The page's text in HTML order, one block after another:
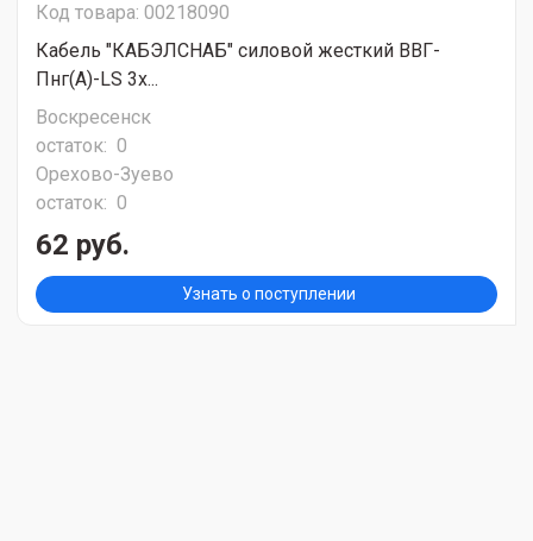
Код товара: 00218090
Кабель "КАБЭЛСНАБ" силовой жесткий ВВГ-
Пнг(А)-LS 3х...
Воскресенск
остаток: 0
Орехово-Зуево
остаток: 0
62 руб.
Узнать о поступлении